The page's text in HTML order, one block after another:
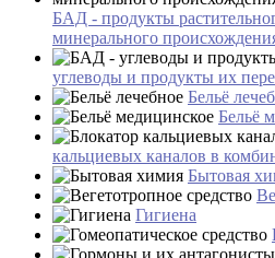
БАД - продукты
минерального
углеводы и продукты их
Бельё
Бельё
кальциевых каналов в
Бытовая
Гигиена